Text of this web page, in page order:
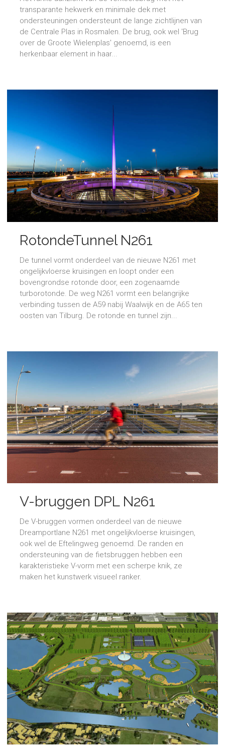
transparante hekwerk en minimale dek met
ondersteuningen ondersteunt de lange zichtlijnen van
de Centrale Plas in Rosmalen. De brug, ook wel 'Brug
over de Groote Wielenplas' genoemd, is een
herkenbaar element in haar...
RotondeTunnel N261
De tunnel vormt onderdeel van de nieuwe N261 met
ongelijkvloerse kruisingen en loopt onder een
bovengrondse rotonde door, een zogenaamde
turborotonde. De weg N261 vormt een belangrijke
verbinding tussen de A59 nabij Waalwijk en de A65 ten
oosten van Tilburg. De rotonde en tunnel zijn...
V-bruggen DPL N261
De V-bruggen vormen onderdeel van de nieuwe
Dreamportlane N261 met ongelijkvloerse kruisingen,
ook wel de Eftelingweg genoemd. De randen en
ondersteuning van de fietsbruggen hebben een
karakteristieke V-vorm met een scherpe knik, ze
maken het kunstwerk visueel ranker.